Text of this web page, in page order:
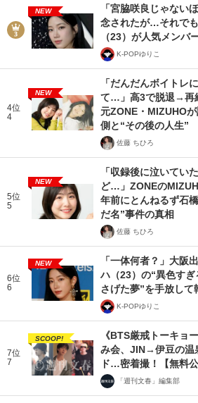
NEW
「宮脇咲良じゃない
念されたが…それで
（23）が人気メンバ
K-POPゆりこ
4位
4
NEW
「だんだんボイトレ
て…」高3で脱退→再
元ZONE・MIZUHO
側と“その後の人生”
佐藤 ちひろ
5位
5
NEW
「収録後に泣いてい
ど…」ZONEの
年前にとんねるず石
だ名”事件の真相
佐藤 ちひろ
6位
6
NEW
「一体何者？」大阪
ハ（23）の“異色す
さげた夢”を手放して
K-POPゆりこ
7位
7
SCOOP!
《BTS厳戒トーキョ
み会、JIN→伊豆の温
ド…密着撮！【無料公
「週刊文春」編集部